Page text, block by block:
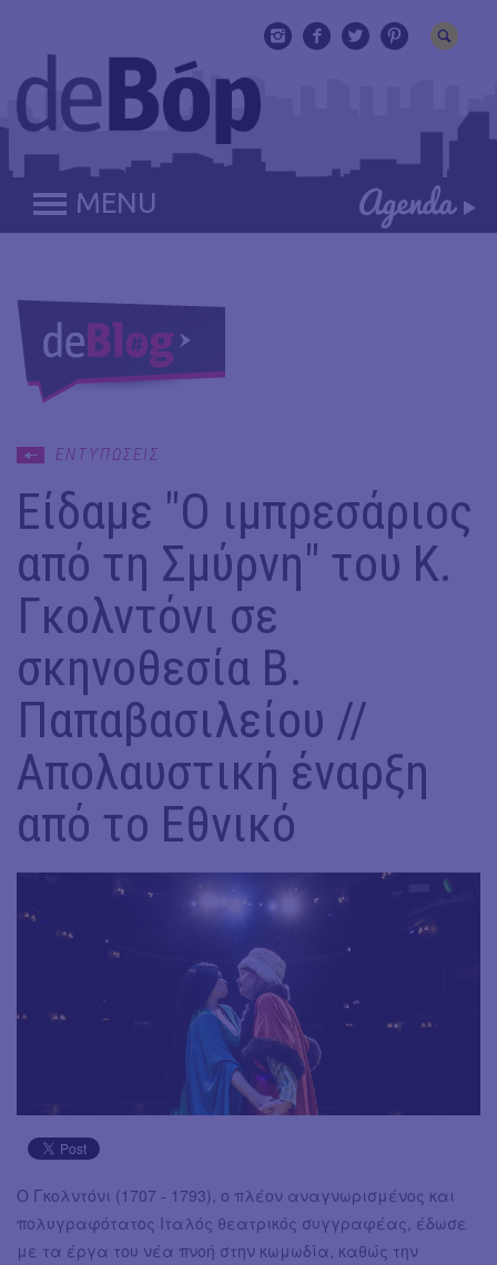
MENU
ΕΝΤΥΠΩΣΕΙΣ
Είδαμε "Ο ιμπρεσάριος
από τη Σμύρνη" του Κ.
Γκολντόνι σε
σκηνοθεσία Β.
Παπαβασιλείου //
Απολαυστική έναρξη
από το Εθνικό
Ο Γκολντόνι (1707 - 1793), ο πλέον αναγνωρισμένος και
πολυγραφότατος Ιταλός θεατρικός συγγραφέας, έδωσε
με τα έργα του νέα πνοή στην κωμωδία, καθώς την